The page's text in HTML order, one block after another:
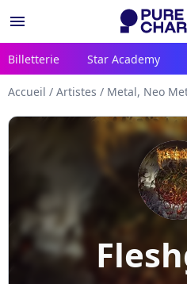
menu
Billetterie Star Academy
Accueil / Artistes / Metal, Neo